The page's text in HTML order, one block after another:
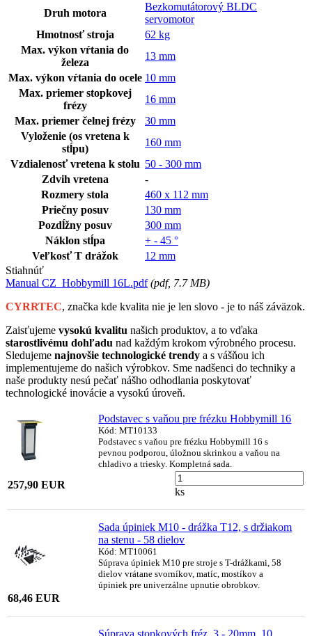
Druh motora
Bezkomutátorový BLDC
servomotor
Hmotnosť stroja
62 kg
Max. výkon vŕtania do
železa
13 mm
Max. výkon vŕtania do ocele 10 mm
Max. priemer stopkovej
frézy
16 mm
Max. priemer čelnej frézy
30 mm
Vyloženie (os vretena k
stĺpu)
160 mm
Vzdialenosť vretena k stolu 50 - 300 mm
Zdvih vretena
-
Rozmery stola
460 x 112 mm
Priečny posuv
130 mm
Pozdĺžny posuv
300 mm
Náklon stĺpa
+ - 45 °
Veľkosť T drážok
12 mm
Stiahnúť
Manual CZ_Hobbymill 16L.pdf (pdf, 7.7 MB)
CYRRTEC, značka kde kvalita nie je len slovo - je to náš záväzok.
Zaisťujeme vysokú kvalitu našich produktov, a to vďaka
starostlivému dohľadu nad každým krokom výrobného procesu.
Sledujeme najnovšie technologické trendy a s vášňou ich
implementujeme do našich výrobkov. Sme nadšenci do techniky a
naše produkty nesú pečať nášho odhodlania poskytovať
technologické inovácie a vysokú úroveň.
Podstavec s vaňou pre frézku Hobbymill 16
Kód: MT10133
Podstavec s vaňou pre frézku Hobbymill 16 s
pevnou podporou, úložnou skrinkou a vaňou na
chladivo a triesky. Kompletná sada.
257,90 EUR
ks
Sada úpiniek M10 - drážka T12, s držiakom
na stenu - 58 dielov
Kód: MT10061
Súprava úpiniek M10 pre stroje s T-drážkami, 58
dielov vrátane svorníkov, matíc, mostíkov a
úpiniek pre univerzálne upnutie obrobkov.
68,46 EUR